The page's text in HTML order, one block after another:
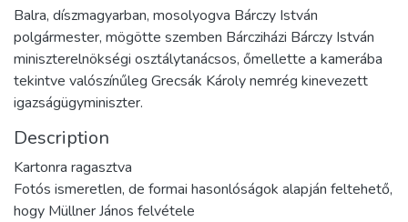
Balra, díszmagyarban, mosolyogva Bárczy István
polgármester, mögötte szemben Bárcziházi Bárczy István
miniszterelnökségi osztálytanácsos, őmellette a kamerába
tekintve valószínűleg Grecsák Károly nemrég kinevezett
igazságügyminiszter.
Description
Kartonra ragasztva
Fotós ismeretlen, de formai hasonlóságok alapján feltehető,
hogy Müllner János felvétele